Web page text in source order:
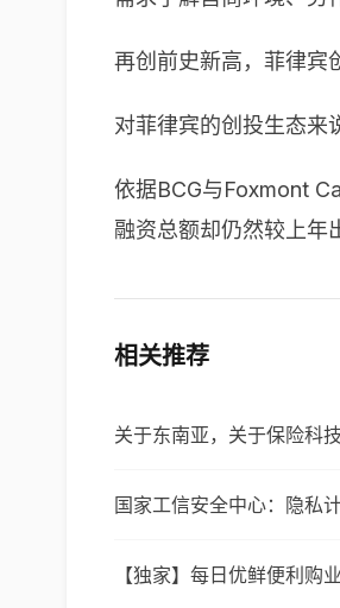
再创前史新高，菲律宾
对菲律宾的创投生态来
依据BCG与Foxmont
融资总额却仍然较上年
相关推荐
关于东南亚，关于保险科
国家工信安全中心：隐私
【独家】每日优鲜便利购